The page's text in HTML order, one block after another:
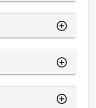
highlight_off
highlight_off
highlight_off